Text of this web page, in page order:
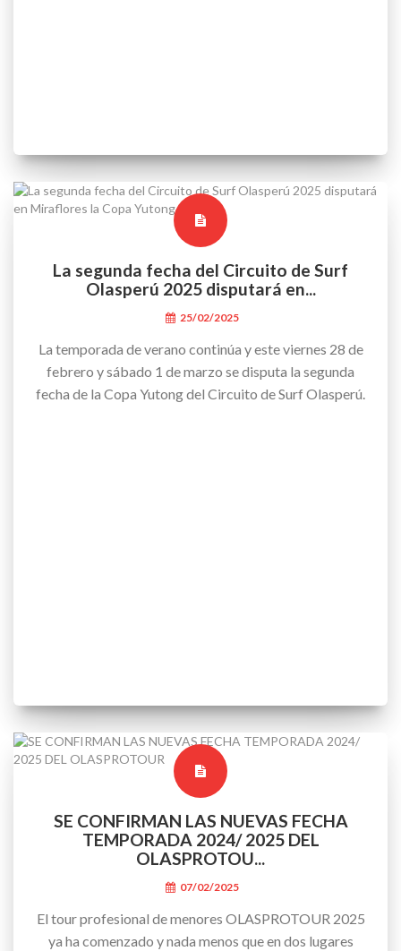
La segunda fecha del Circuito de Surf
Olasperú 2025 disputará en...
25/02/2025
La temporada de verano continúa y este viernes 28 de
febrero y sábado 1 de marzo se disputa la segunda
fecha de la Copa Yutong del Circuito de Surf Olasperú.
SE CONFIRMAN LAS NUEVAS FECHA
TEMPORADA 2024/ 2025 DEL
OLASPROTOU...
07/02/2025
El tour profesional de menores OLASPROTOUR 2025
ya ha comenzado y nada menos que en dos lugares